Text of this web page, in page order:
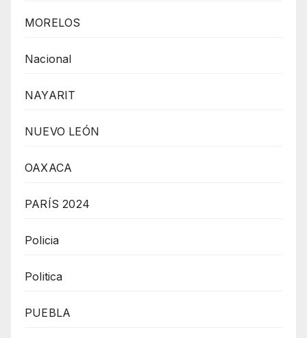
MORELOS
Nacional
NAYARIT
NUEVO LEÓN
OAXACA
PARÍS 2024
Policia
Politica
PUEBLA